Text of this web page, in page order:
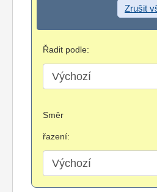
Zrušit
Řadit podle:
Směr
řazení: